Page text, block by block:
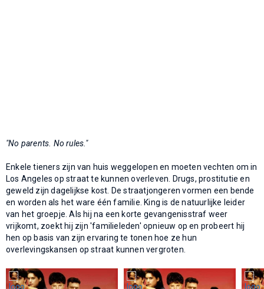
"No parents. No rules."
Enkele tieners zijn van huis weggelopen en moeten vechten om in
Los Angeles op straat te kunnen overleven. Drugs, prostitutie en
geweld zijn dagelijkse kost. De straatjongeren vormen een bende
en worden als het ware één familie. King is de natuurlijke leider
van het groepje. Als hij na een korte gevangenisstraf weer
vrijkomt, zoekt hij zijn 'familieleden' opnieuw op en probeert hij
hen op basis van zijn ervaring te tonen hoe ze hun
overlevingskansen op straat kunnen vergroten.